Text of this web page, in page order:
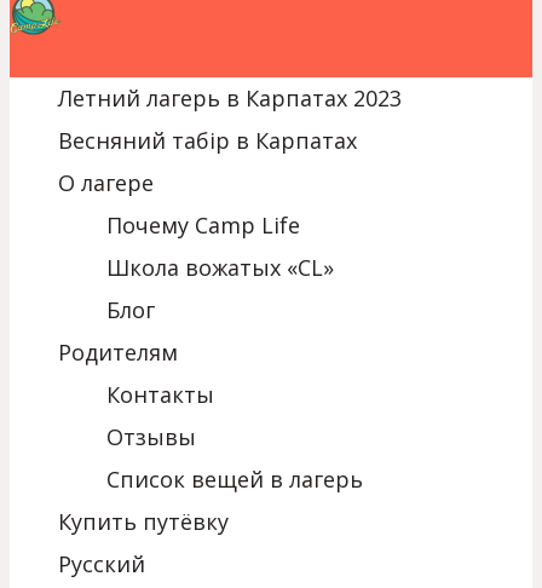
Летний лагерь в Карпатах 2023
Весняний табір в Карпатах
О лагере
Почему Camp Life
Школа вожатых «CL»
Блог
Родителям
Контакты
Отзывы
Список вещей в лагерь
Купить путёвку
Русский